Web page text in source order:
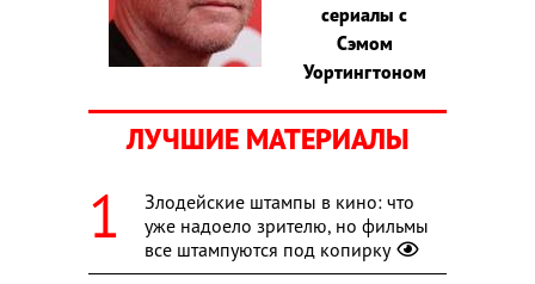
сериалы с
Сэмом
Уортингтоном
ЛУЧШИЕ МАТЕРИАЛЫ
Злодейские штампы в кино: что
уже надоело зрителю, но фильмы
все штампуются под копирку